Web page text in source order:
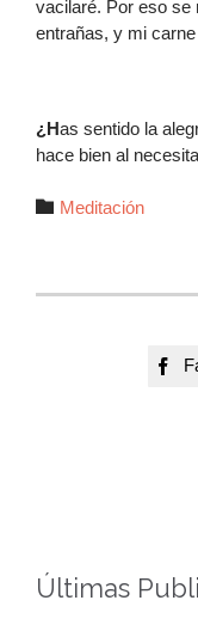
vacilaré. Por eso se
entrañas, y mi
¿Has sentido la
hace bien al
 Autor
Meditación

Últimas